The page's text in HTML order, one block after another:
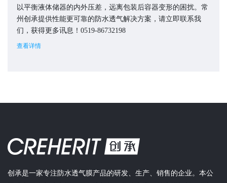
以平衡液体储器的内外压差，远离包装后容器变形的困扰。常
州创承提供性能更可靠的防水透气解决方案，请立即联系我
们，获得更多讯息！0519-86732198
查看详情
创承是一家专注防水透气膜产品的研发、生产、销售的企业。本公